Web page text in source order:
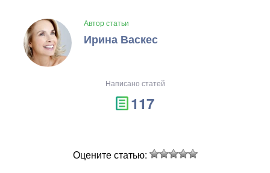
Автор статьи
Ирина Васкес
Написано статей
117
Оцените статью: